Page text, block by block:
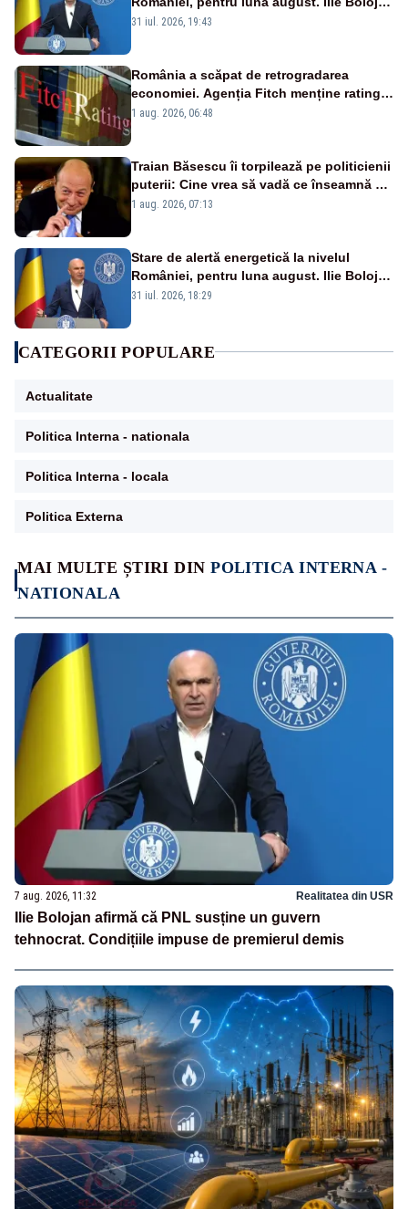
MAI MULTE ȘTIRI DINPOLITICA INTERNA -
NATIONALA
7 aug. 2026, 11:32 Realitatea din USR
Ilie Bolojan afirmă că PNL susține un guvern
tehnocrat. Condițiile impuse de premierul demis
a anunțat importuri și posibile restricții –
31 iul. 2026, 19:43
România a scăpat de retrogradarea
economiei. Agenția Fitch menține ratingul
„BBB-” cu perspectivă negativă
1 aug. 2026, 06:48
Traian Băsescu îi torpilează pe politicienii
puterii: Cine vrea să vadă ce înseamnă să
fii prost, se uită la România
1 aug. 2026, 07:13
Stare de alertă energetică la nivelul
României, pentru luna august. Ilie Bolojan
a anunțat importuri și posibile restricții –
31 iul. 2026, 18:29
CATEGORII POPULARE
Actualitate
Politica Interna - nationala
Politica Interna - locala
Politica Externa